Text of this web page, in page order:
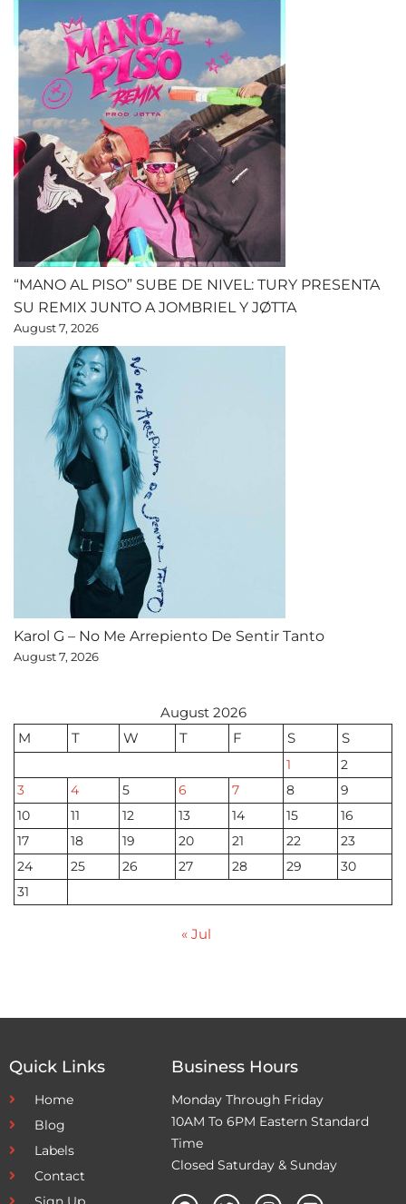
“MANO AL PISO” SUBE DE NIVEL: TURY PRESENTA
SU REMIX JUNTO A JOMBRIEL Y JØTTA
August 7, 2026
Karol G – No Me Arrepiento De Sentir Tanto
August 7, 2026
August 2026
M
T W T F S S
1
2
3
4 5 6 7 8
9
10
11 12 13 14 15
16
17
18 19 20 21 22
23
24
25 26 27 28 29
30
31
« Jul
Quick Links
Home
Blog
Labels
Contact
Business Hours
Monday Through Friday
10AM To 6PM Eastern Standard
Time
Closed Saturday & Sunday